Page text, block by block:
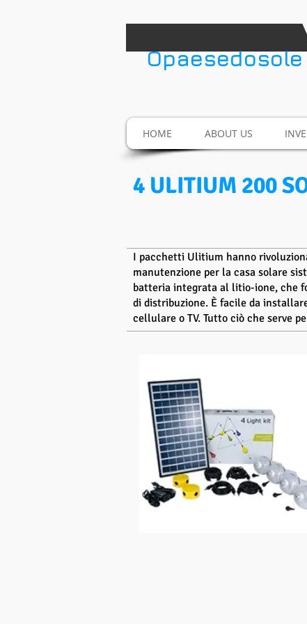
​Opaesedosole
HOME ABOUT US
4 ULITIUM 200
I pacchetti Ulitium hanno
manutenzione per la casa solare
batteria integrata al litio-ione, che
di distribuzione. È facile da
cellulare o TV. Tutto ciò che serve